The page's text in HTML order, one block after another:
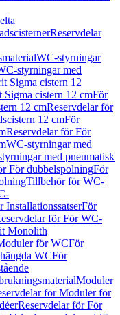
Reservdelar
WC-styrningar
styrningar med
Sigma cistern 12
cistern 12 cmFör
12 cmReservdelar för
12 cmFör
Reservdelar för För
WC-styrningar med
med pneumatisk
För dubbelspolningFör
Tillbehör för WC-
InstallationssatserFör
för För WC-
Monolith
för WCFör
WCFör
Moduler
för Moduler för
Reservdelar för För